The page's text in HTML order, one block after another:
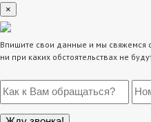
×
Впишите свои данные и мы свяжемся
ни при каких обстоятельствах не